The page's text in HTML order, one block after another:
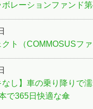
レーションファンド
ト（COMMOSUSファ
なし】車の乗り降りで
で365日快適な傘